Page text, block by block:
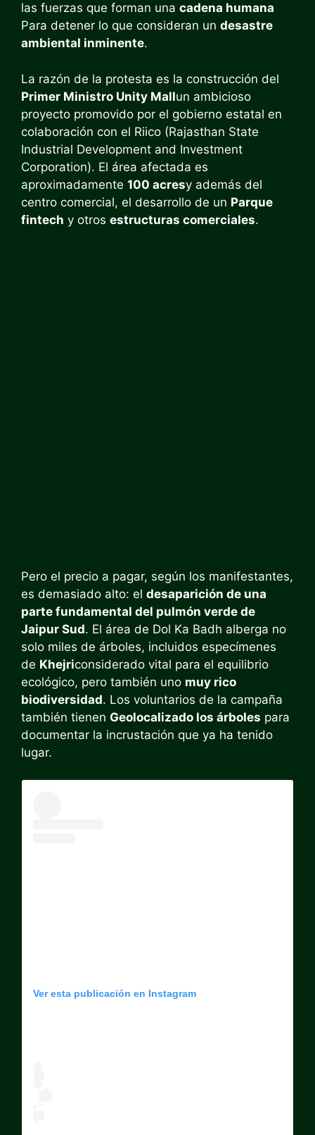
las fuerzas que forman una cadena humana
Para detener lo que consideran un desastre
ambiental inminente.
La razón de la protesta es la construcción del
Primer Ministro Unity Mallun ambicioso
proyecto promovido por el gobierno estatal en
colaboración con el Riico (Rajasthan State
Industrial Development and Investment
Corporation). El área afectada es
aproximadamente 100 acresy además del
centro comercial, el desarrollo de un Parque
fintech y otros estructuras comerciales.
Pero el precio a pagar, según los manifestantes,
es demasiado alto: el desaparición de una
parte fundamental del pulmón verde de
Jaipur Sud. El área de Dol Ka Badh alberga no
solo miles de árboles, incluidos especímenes
de Khejriconsiderado vital para el equilibrio
ecológico, pero también uno muy rico
biodiversidad. Los voluntarios de la campaña
también tienen Geolocalizado los árboles para
documentar la incrustación que ya ha tenido
lugar.
Ver esta publicación en Instagram